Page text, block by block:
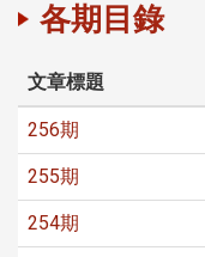
各期目錄
文章標題
256期
255期
254期